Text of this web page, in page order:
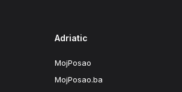
Adriatic
MojPosao
MojPosao.ba